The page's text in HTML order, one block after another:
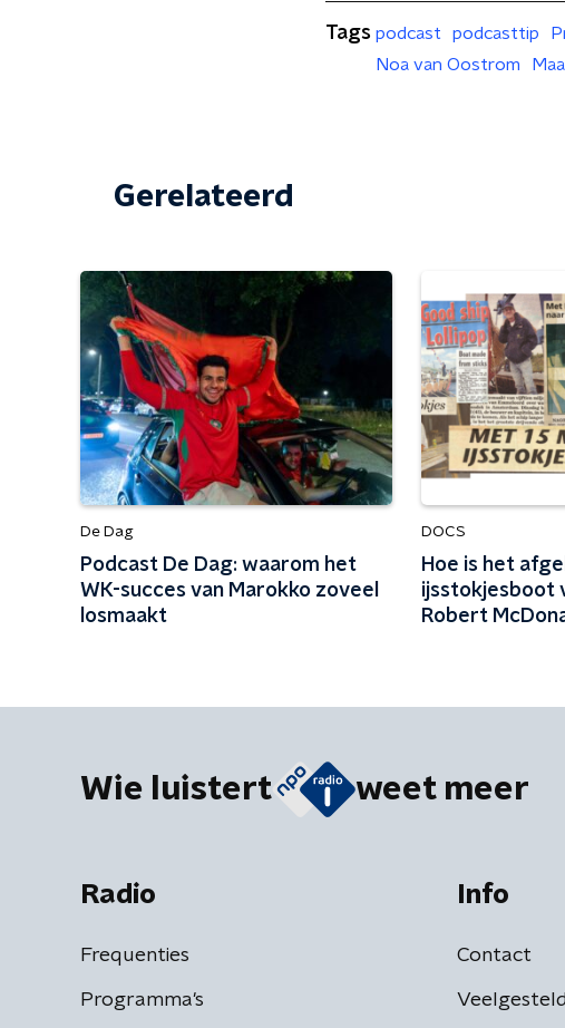
Tags podcast podcasttip
Noa van Oostrom
Gerelateerd
De Dag
Podcast De Dag: waarom het
WK-succes van Marokko zoveel
losmaakt
DOCS
Hoe is het
ijsstokjesboot
Robert
Wie luistert weet meer
Radio
Frequenties
Programma's
Info
Contact